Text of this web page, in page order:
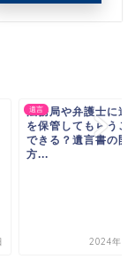
遺言
法務局や弁護士に遺
を保管してもらうこ
できる？遺言書の開
方...
2024年1